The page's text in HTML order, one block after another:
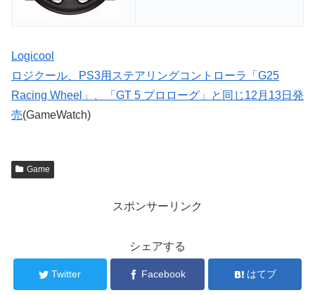
Logicool
ロジクール、PS3用ステアリングコントローラ「G25
Racing Wheel」、「GT 5 プロローグ」と同じ12月13日発
売(GameWatch)
Game
スポンサーリンク
シェアする
Twitter Facebook はてブ